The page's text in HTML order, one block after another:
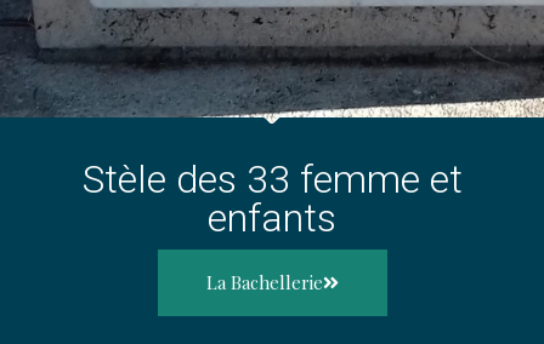
Stèle des 33 femme et
enfants
La Bachellerie